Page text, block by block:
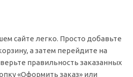
сайте легко. Просто добавьте
а затем перейдите на
правильность заказанных
«Оформить заказ» или